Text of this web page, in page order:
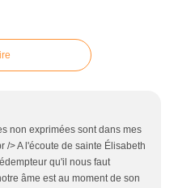
non exprimées sont dans mes
/> A l'écoute de sainte Élisabeth
qu'il nous faut
âme est au moment de son